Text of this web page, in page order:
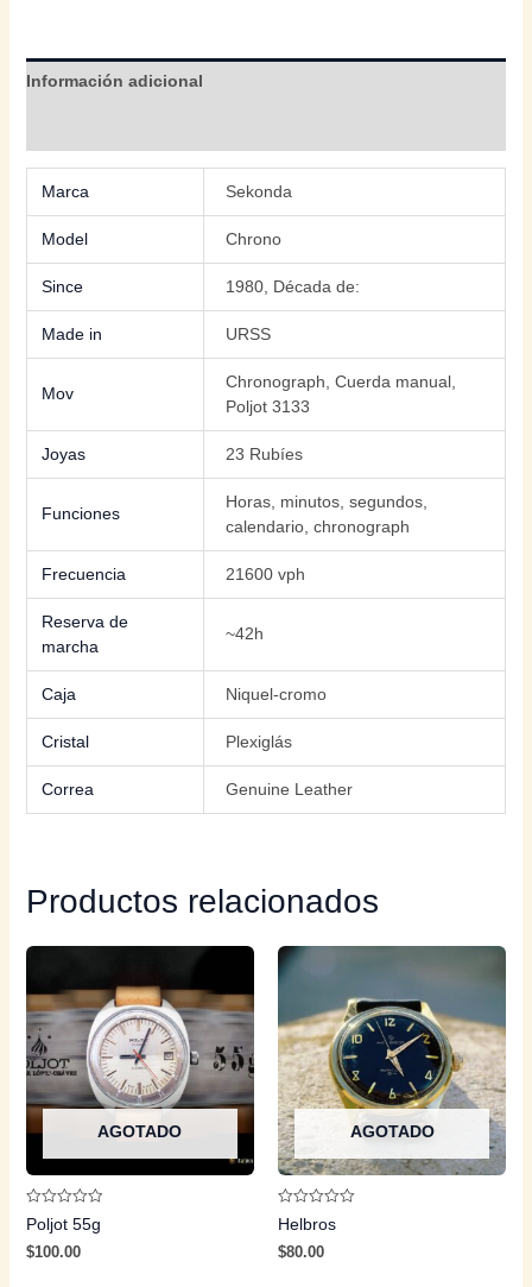
Información adicional
Marca Sekonda
Model Chrono
Since 1980, Década de:
Made in URSS
Mov
Chronograph, Cuerda manual,
Poljot 3133
Joyas 23 Rubíes
Funciones
Horas, minutos, segundos,
calendario, chronograph
Frecuencia 21600 vph
Reserva de
marcha
~42h
Caja Niquel-cromo
Cristal Plexiglás
Correa Genuine Leather
Productos relacionados
AGOTADO
Valorado
con
0
de
Poljot 55g
$100.00
AGOTADO
Valorado
con
0
de
Helbros
$80.00